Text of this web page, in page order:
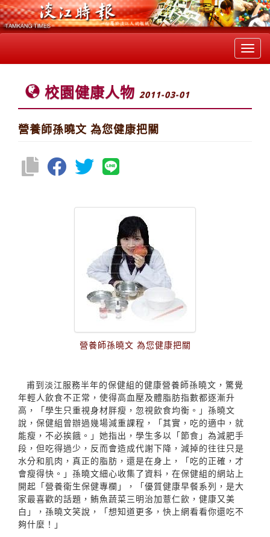
校園健康人物 2011-03-01
營養師孫曉文 為您健康把關
營養師孫曉文 為您健康把關
甫到淡江服務半年的保健組的健康營養師孫曉文，驚覺
年輕人飲食不正常，使得高血壓及體脂肪指數都逐漸升
高，「學生只重視身材胖瘦，忽視飲食均衡。」孫曉文
說，保健組曾辦過幾場減重課程，「其實，吃的適中，就
能瘦，不必挨餓。」她指出，學生多以「節食」為減肥手
段，但吃得過少，反而會造成代謝下降，減掉的往往只是
水分和肌肉，真正的脂肪，還是在身上，「吃的正確，才
會瘦得快。」孫曉文細心收集了資料，在保健組的網站上
開起「營養衛生保健專欄」，「優質健康早餐系列，是大
家最喜歡的話題，鮪魚蔬菜三明治加薏仁飲，健康又美
白」，孫曉文笑說，「想知道更多，快上網看看你還吃不
夠什麼！」